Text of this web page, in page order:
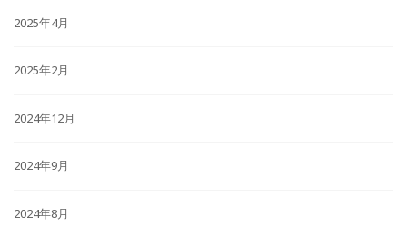
2025年4月
2025年2月
2024年12月
2024年9月
2024年8月